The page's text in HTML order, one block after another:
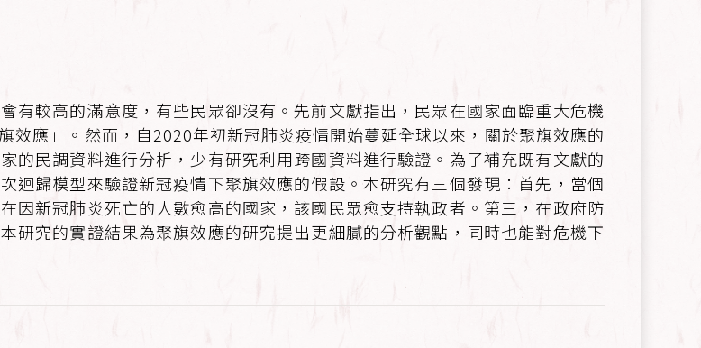
有較高的滿意度，有些民眾卻沒有。先前文獻指出，民眾在國家面臨重大危機
效應」。然而，自2020年初新冠肺炎疫情開始蔓延全球以來，關於聚旗效應的
的民調資料進行分析，少有研究利用跨國資料進行驗證。為了補充既有文獻的
迴歸模型來驗證新冠疫情下聚旗效應的假設。本研究有三個發現：首先，當個
因新冠肺炎死亡的人數愈高的國家，該國民眾愈支持執政者。第三，在政府防
研究的實證結果為聚旗效應的研究提出更細膩的分析觀點，同時也能對危機下